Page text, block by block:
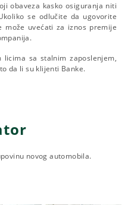
obaveza kasko osiguranja niti
se odlučite da ugovorite
može uvećati za iznos premije
sa stalnim zaposlenjem,
da li su klijenti Banke.
novog automobila.